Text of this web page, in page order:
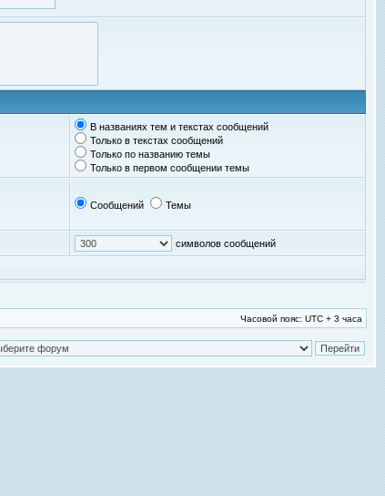
В названиях тем и текстах сообщений
Только в текстах сообщений
Только по названию темы
Только в первом сообщении темы
Сообщений Темы
символов сообщений
Часовой пояс: UTC + 3 часа